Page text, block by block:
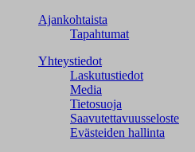
Ajankohtaista
Tapahtumat
Yhteystiedot
Laskutustiedot
Media
Tietosuoja
Saavutettavuusseloste
Evästeiden hallinta